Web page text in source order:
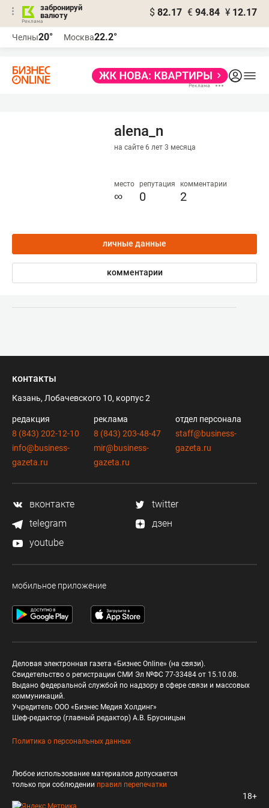
забронируй
валюту
$ 82.17 € 94.84 ¥ 12.17
Челны20° Москва22.2°
alena_n
на сайте 6 лет 3 месяца
место
∞
репутация
0
комментарии
2
личные данные
комментарии
контакты
Казань, Лобачевского 10, корпус 2
редакция
8 (843) 202-12-10
info@business-
gazeta.ru
реклама
8 (843) 203-48-47
mir@business-
gazeta.ru
отдел персонала
staff@business-
gazeta.ru
вконтакте
twitter
telegram
дзен
youtube
мобильное приложение
Деловая электронная газета «Бизнес Online» (на связи).
Свидетельство о регистрации СМИ Эл №ФС 77-33484 от 15.10.08.
Выдано федеральной службой по надзору в сфере связи и массовых
коммуникаций.
Учредитель ООО «Бизнес Медия Холдинг»
Шеф-редактор (главный редактор) А.В. Брусницын
Политика о персональных данных
Любое использование материалов допускается
только при соблюдении правил перепечатки
18+